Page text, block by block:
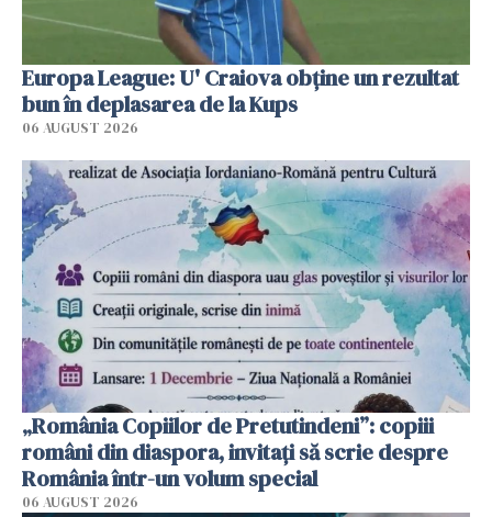
Europa League: U' Craiova obține un rezultat
bun în deplasarea de la Kups
06 AUGUST 2026
„România Copiilor de Pretutindeni”: copiii
români din diaspora, invitați să scrie despre
România într-un volum special
06 AUGUST 2026